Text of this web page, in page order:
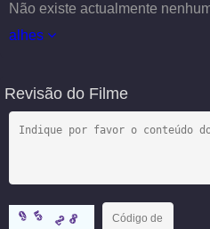
Não existe actualmente
alhes
Revisão do Filme